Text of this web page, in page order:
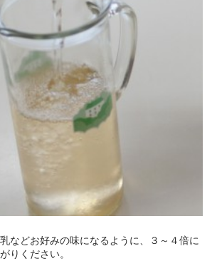
などお好みの味になるように、３～４倍に
りください。